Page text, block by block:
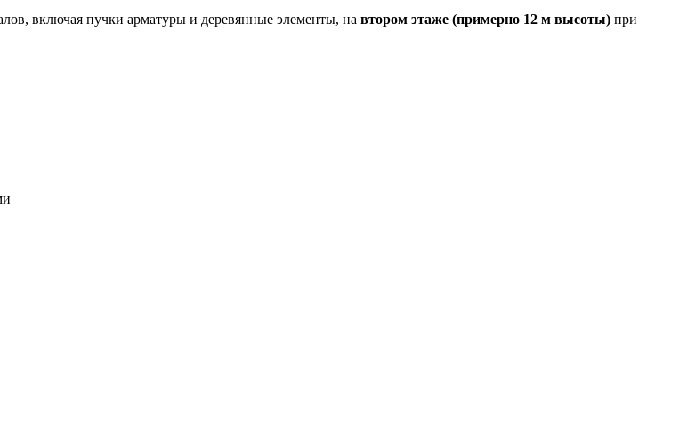
включая пучки арматуры и деревянные элементы, на втором этаже (примерно 12 м высоты) при